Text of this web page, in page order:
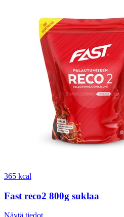
365 kcal
Fast reco2 800g suklaa